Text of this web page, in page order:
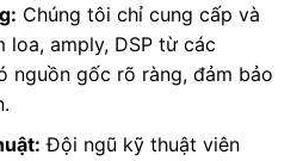
Chúng tôi chỉ cung cấp và
loa, amply, DSP từ các
nguồn gốc rõ ràng, đảm bảo
Đội ngũ kỹ thuật viên